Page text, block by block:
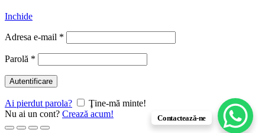
Contactează-ne
Inchide
Adresa e-mail *
Parolă *
Autentificare
Ai pierdut parola?
Ţine-mă minte!
Nu ai un cont? Crează acum!